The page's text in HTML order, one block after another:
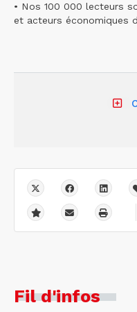
• Nos 100 000 lecteurs
et acteurs économiques
Fil d'infos